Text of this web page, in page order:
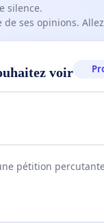
silence.
ses opinions.
voir
pétition